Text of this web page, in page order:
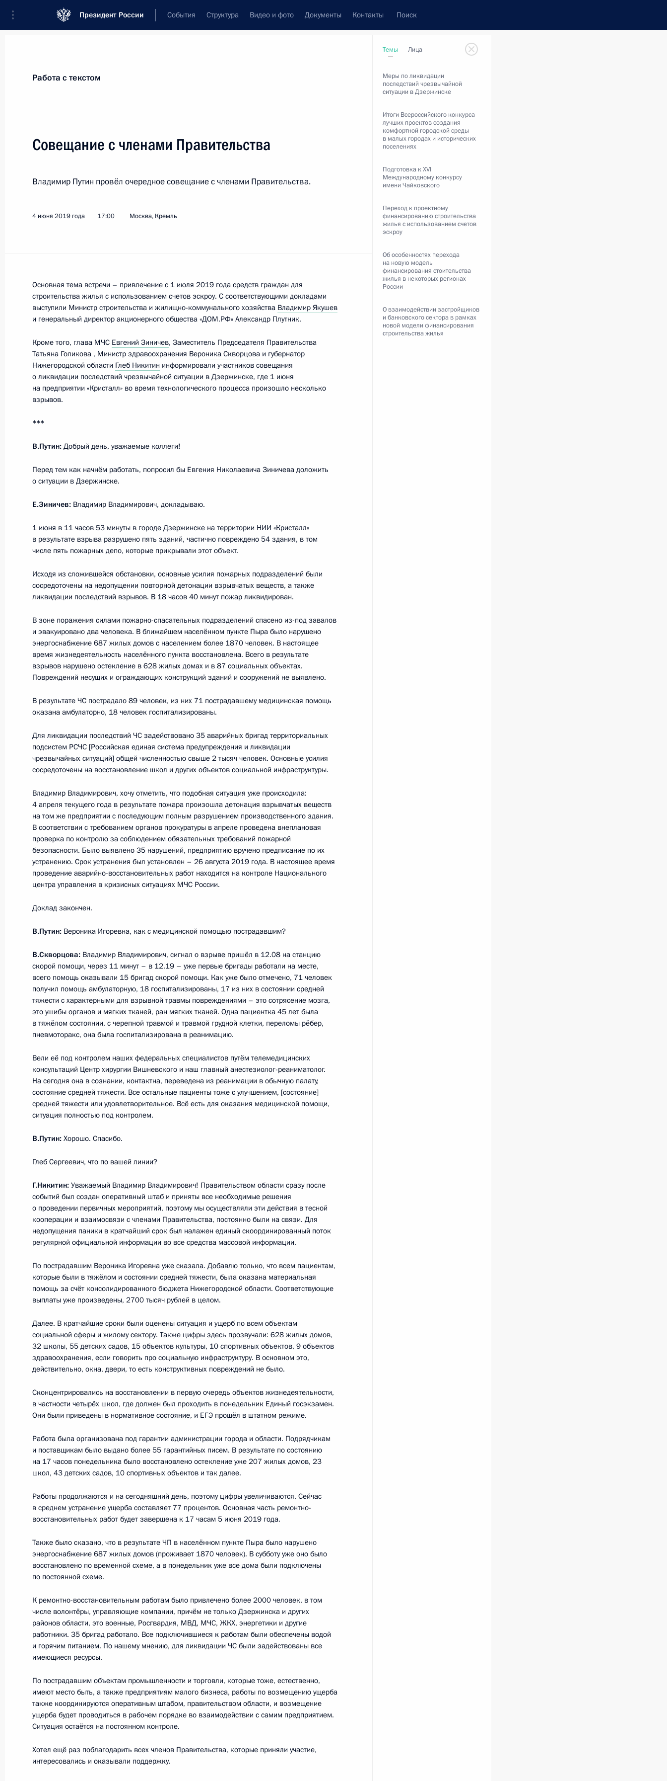
Президент России События Структура Видео и фото Документы Контакты Поиск
Все персоны
(ФМБА)
Лента событий Подписаться на ленту
Вероника Скворцова назначена руководителем Федерального
медико-биологического агентства
26 июня 2024 года, 14:35
Совещание по вопросам социально-экономического развития
новых регионов России
Заседание Совета по развитию физической культуры и спорта
Встреча с руководителем ФМБА Вероникой Скворцовой
15 июня 2023 года, 00:20
Торжественный вечер по случаю 75-летия Федерального медико-
биологического агентства
9 ноября 2022 года, 20:15
Встреча с руководителем ФМБА Вероникой Скворцовой
9 ноября 2022 года, 18:25
Встреча с руководителем Федерального медико-биологического
15 марта 2022 года, 14:15
агентства Вероникой Скворцовой
1 марта 2021 года, 13:15
Совещание по вопросу модернизации первичного звена
здравоохранения
2 октября 2019 года, 19:00
Заседание президиума Госсовета
4 сентября 2019 года, 13:50
Совещание с членами Правительства
4 июня 2019 года, 17:00
Совещание с членами Правительства
30 января 2019 года, 14:20
в Магнитогорске
Совещание по вопросам повышения эффективности системы
лекарственного обеспечения
16 ноября 2018 года, 16:50
Совещание с членами Правительства
12 ноября 2018 года, 14:25
Совещание с членами Правительства
11 октября 2018 года, 17:15
Встреча с главой Минздрава Вероникой Скворцовой
23 июля 2018 года, 13:20
Совещание с членами Правительства
Встреча с Александром Бастрыкиным и Вероникой Скворцовой
28 марта 2018 года, 17:15
Встреча с военнослужащими Военно-Морского Флота
26 июля 2026 года
Разделы сайта
Президента
России
Информационные
ресурсы
Президента России
Официальные
сетевые ресурсы
Работа с текстом
Совещание с членами Правительства
Владимир Путин провёл очередное совещание с членами Правительства.
4 июня 2019 года 17:00 Москва, Кремль
Основная тема встречи – привлечение с 1 июля 2019 года средств граждан для
строительства жилья с использованием счетов эскроу. С соответствующими докладами
выступили Министр строительства и жилищно-коммунального хозяйства Владимир Якушев
и генеральный директор акционерного общества «ДОМ.РФ» Александр Плутник.
Кроме того, глава МЧС Евгений Зиничев, Заместитель Председателя Правительства
Татьяна Голикова , Министр здравоохранения Вероника Скворцова и губернатор
Нижегородской области Глеб Никитин информировали участников совещания
о ликвидации последствий чрезвычайной ситуации в Дзержинске, где 1 июня
на предприятии «Кристалл» во время технологического процесса произошло несколько
взрывов.
***
В.Путин: Добрый день, уважаемые коллеги!
Перед тем как начнём работать, попросил бы Евгения Николаевича Зиничева доложить
о ситуации в Дзержинске.
Е.Зиничев: Владимир Владимирович, докладываю.
1 июня в 11 часов 53 минуты в городе Дзержинске на территории НИИ «Кристалл»
в результате взрыва разрушено пять зданий, частично повреждено 54 здания, в том
числе пять пожарных депо, которые прикрывали этот объект.
Исходя из сложившейся обстановки, основные усилия пожарных подразделений были
сосредоточены на недопущении повторной детонации взрывчатых веществ, а также
ликвидации последствий взрывов. В 18 часов 40 минут пожар ликвидирован.
В зоне поражения силами пожарно-спасательных подразделений спасено из-под завалов
и эвакуировано два человека. В ближайшем населённом пункте Пыра было нарушено
энергоснабжение 687 жилых домов с населением более 1870 человек. В настоящее
время жизнедеятельность населённого пункта восстановлена. Всего в результате
взрывов нарушено остекление в 628 жилых домах и в 87 социальных объектах.
Повреждений несущих и ограждающих конструкций зданий и сооружений не выявлено.
В результате ЧС пострадало 89 человек, из них 71 пострадавшему медицинская помощь
оказана амбулаторно, 18 человек госпитализированы.
Для ликвидации последствий ЧС задействовано 35 аварийных бригад территориальных
подсистем РСЧС [Российская единая система предупреждения и ликвидации
чрезвычайных ситуаций] общей численностью свыше 2 тысяч человек. Основные усилия
сосредоточены на восстановление школ и других объектов социальной инфраструктуры.
Владимир Владимирович, хочу отметить, что подобная ситуация уже происходила:
4 апреля текущего года в результате пожара произошла детонация взрывчатых веществ
на том же предприятии с последующим полным разрушением производственного здания.
В соответствии с требованием органов прокуратуры в апреле проведена внеплановая
проверка по контролю за соблюдением обязательных требований пожарной
безопасности. Было выявлено 35 нарушений, предприятию вручено предписание по их
устранению. Срок устранения был установлен – 26 августа 2019 года. В настоящее время
проведение аварийно-восстановительных работ находится на контроле Национального
центра управления в кризисных ситуациях МЧС России.
Доклад закончен.
В.Путин: Вероника Игоревна, как с медицинской помощью пострадавшим?
В.Скворцова: Владимир Владимирович, сигнал о взрыве пришёл в 12.08 на станцию
скорой помощи, через 11 минут – в 12.19 – уже первые бригады работали на месте,
всего помощь оказывали 15 бригад скорой помощи. Как уже было отмечено, 71 человек
получил помощь амбулаторную, 18 госпитализированы, 17 из них в состоянии средней
тяжести с характерными для взрывной травмы повреждениями – это сотрясение мозга,
это ушибы органов и мягких тканей, ран мягких тканей. Одна пациентка 45 лет была
в тяжёлом состоянии, с черепной травмой и травмой грудной клетки, переломы рёбер,
пневмоторакс, она была госпитализирована в реанимацию.
Вели её под контролем наших федеральных специалистов путём телемедицинских
консультаций Центр хирургии Вишневского и наш главный анестезиолог-реаниматолог.
На сегодня она в сознании, контактна, переведена из реанимации в обычную палату,
состояние средней тяжести. Все остальные пациенты тоже с улучшением, [состояние]
средней тяжести или удовлетворительное. Всё есть для оказания медицинской помощи,
ситуация полностью под контролем.
В.Путин: Хорошо. Спасибо.
Глеб Сергеевич, что по вашей линии?
Г.Никитин: Уважаемый Владимир Владимирович! Правительством области сразу после
событий был создан оперативный штаб и приняты все необходимые решения
о проведении первичных мероприятий, поэтому мы осуществляли эти действия в тесной
кооперации и взаимосвязи с членами Правительства, постоянно были на связи. Для
недопущения паники в кратчайший срок был налажен единый скоординированный поток
регулярной официальной информации во все средства массовой информации.
По пострадавшим Вероника Игоревна уже сказала. Добавлю только, что всем пациентам,
которые были в тяжёлом и состоянии средней тяжести, была оказана материальная
помощь за счёт консолидированного бюджета Нижегородской области. Соответствующие
выплаты уже произведены, 2700 тысяч рублей в целом.
Далее. В кратчайшие сроки были оценены ситуация и ущерб по всем объектам
социальной сферы и жилому сектору. Также цифры здесь прозвучали: 628 жилых домов,
32 школы, 55 детских садов, 15 объектов культуры, 10 спортивных объектов, 9 объектов
здравоохранения, если говорить про социальную инфраструктуру. В основном это,
действительно, окна, двери, то есть конструктивных повреждений не было.
Сконцентрировались на восстановлении в первую очередь объектов жизнедеятельности,
в частности четырёх школ, где должен был проходить в понедельник Единый госэкзамен.
Они были приведены в нормативное состояние, и ЕГЭ прошёл в штатном режиме.
Работа была организована под гарантии администрации города и области. Подрядчикам
и поставщикам было выдано более 55 гарантийных писем. В результате по состоянию
на 17 часов понедельника было восстановлено остекление уже 207 жилых домов, 23
школ, 43 детских садов, 10 спортивных объектов и так далее.
Работы продолжаются и на сегодняшний день, поэтому цифры увеличиваются. Сейчас
в среднем устранение ущерба составляет 77 процентов. Основная часть ремонтно-
восстановительных работ будет завершена к 17 часам 5 июня 2019 года.
Также было сказано, что в результате ЧП в населённом пункте Пыра было нарушено
энергоснабжение 687 жилых домов (проживает 1870 человек). В субботу уже оно было
восстановлено по временной схеме, а в понедельник уже все дома были подключены
по постоянной схеме.
К ремонтно-восстановительным работам было привлечено более 2000 человек, в том
числе волонтёры, управляющие компании, причём не только Дзержинска и других
районов области, это военные, Росгвардия, МВД, МЧС, ЖКХ, энергетики и другие
работники. 35 бригад работало. Все подключившиеся к работам были обеспечены водой
и горячим питанием. По нашему мнению, для ликвидации ЧС были задействованы все
имеющиеся ресурсы.
По пострадавшим объектам промышленности и торговли, которые тоже, естественно,
имеют место быть, а также предприятиям малого бизнеса, работы по возмещению ущерба
также координируются оперативным штабом, правительством области, и возмещение
ущерба будет проводиться в рабочем порядке во взаимодействии с самим предприятием.
Ситуация остаётся на постоянном контроле.
Хотел ещё раз поблагодарить всех членов Правительства, которые приняли участие,
интересовались и оказывали поддержку.
Темы
Меры по ликвидации
последствий чрезвычайной
ситуации в Дзержинске
Итоги Всероссийского конкурса
лучших проектов создания
комфортной городской среды
в малых городах и исторических
поселениях
Подготовка к XVI
Международному конкурсу
имени Чайковского
Переход к проектному
финансированию строительства
жилья с использованием счетов
эскроу
Об особенностях перехода
на новую модель
финансирования стоительства
жилья в некоторых регионах
России
О взаимодействии застройщиков
и банковского сектора в рамках
новой модели финансирования
строительства жилья
Лица